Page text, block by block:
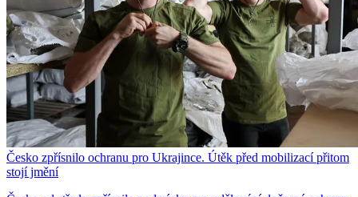
Česko zpřísnilo ochranu pro Ukrajince. Útěk před mobilizací přitom
stojí jmění